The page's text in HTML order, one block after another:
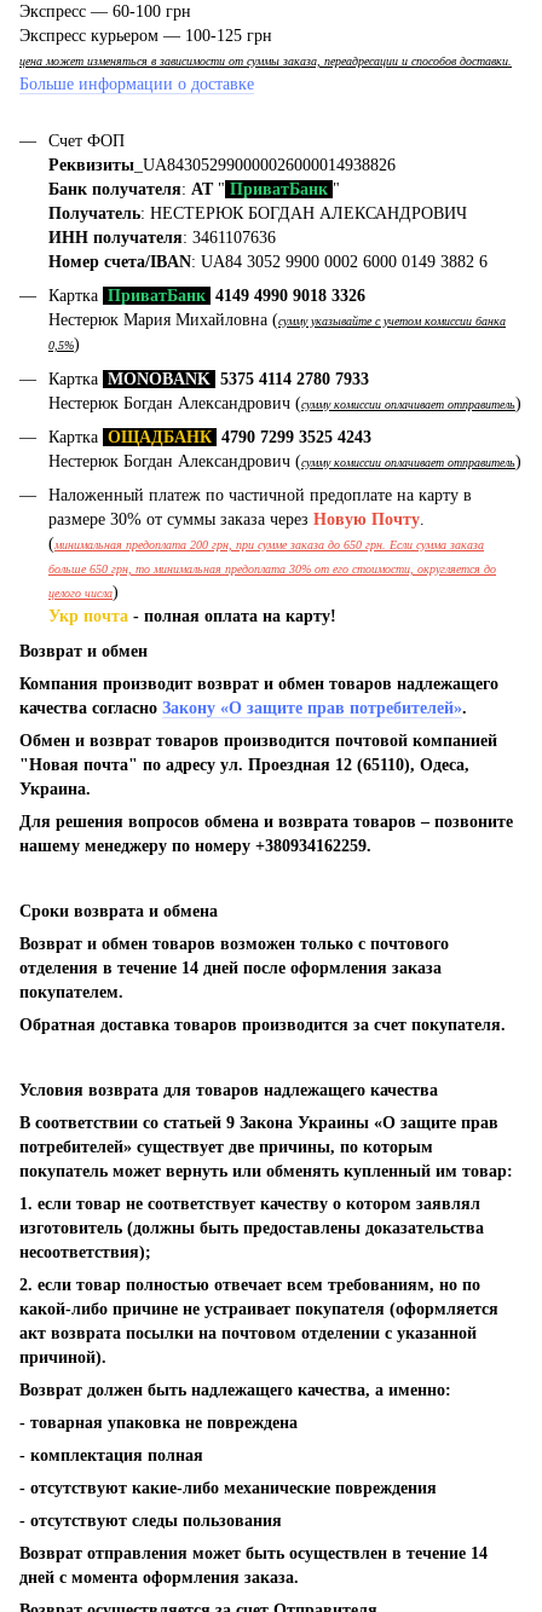
Экспресс — 60-100 грн
Экспресс курьером — 100-125 грн
цена может изменяться в зависимости от суммы заказа, переадресации и способов доставки.
Больше информации о доставке
Счет ФОП
Реквизиты _UA843052990000026000014938826
Банк получателя: АТ" ПриватБанк "
Получатель: НЕСТЕРЮК БОГДАН АЛЕКСАНДРОВИЧ
ИНН получателя: 3461107636
Номер счета/IBAN: UA84 3052 9900 0002 6000 0149 3882 6
Картка ПриватБанк 4149 4990 9018 3326
Нестерюк Мария Михайловна (сумму указывайте с учетом комиссии банка
0,5%)
Картка MONOBANK 5375 4114 2780 7933
Нестерюк Богдан Александрович (сумму комиссии оплачивает отправитель)
Картка ОЩАДБАНК 4790 7299 3525 4243
Нестерюк Богдан Александрович (сумму комиссии оплачивает отправитель)
Наложенный платеж по частичной предоплате на карту в
размере 30% от суммы заказа через Новую Почту.
(минимальная предоплата 200 грн, при сумме заказа до 650 грн. Если сумма заказа
больше 650 грн, то минимальная предоплата 30% от его стоимости, округляется до
целого числа)
Укр почта - полная оплата на карту!
Возврат и обмен
Компания производит возврат и обмен товаров надлежащего
качества согласно Закону «О защите прав потребителей».
Обмен и возврат товаров производится почтовой компанией
"Новая почта" по адресу ул. Проездная 12 (65110), Одеса,
Украина.
Для решения вопросов обмена и возврата товаров – позвоните
нашему менеджеру по номеру +380934162259.
Сроки возврата и обмена
Возврат и обмен товаров возможен только с почтового
отделения в течение 14 дней после оформления заказа
покупателем.
Обратная доставка товаров производится за счет покупателя.
Условия возврата для товаров надлежащего качества
В соответствии со статьей 9 Закона Украины «О защите прав
потребителей» существует две причины, по которым
покупатель может вернуть или обменять купленный им товар:
1. если товар не соответствует качеству о котором заявлял
изготовитель (должны быть предоставлены доказательства
несоответствия);
2. если товар полностью отвечает всем требованиям, но по
какой-либо причине не устраивает покупателя (оформляется
акт возврата посылки на почтовом отделении с указанной
причиной).
Возврат должен быть надлежащего качества, а именно:
- товарная упаковка не повреждена
- комплектация полная
- отсутствуют какие-либо механические повреждения
- отсутствуют следы пользования
Возврат отправления может быть осуществлен в течение 14
дней с момента оформления заказа.